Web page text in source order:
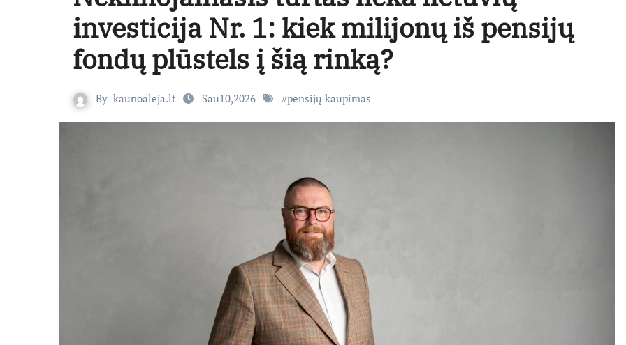
investicija Nr. 1: kiek milijonų iš pensijų
fondų plūstels į šią rinką?
By kaunoaleja.lt Sau10,2026 #pensijų kaupimas